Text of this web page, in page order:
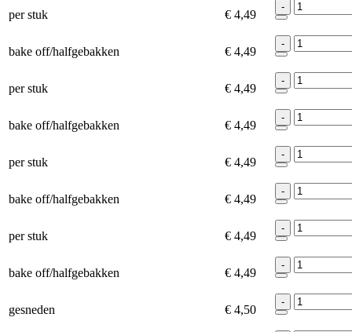
per stuk € 4,49
-
bake off/halfgebakken € 4,49
-
per stuk € 4,49
-
bake off/halfgebakken € 4,49
-
per stuk € 4,49
-
bake off/halfgebakken € 4,49
-
per stuk € 4,49
-
bake off/halfgebakken € 4,49
-
gesneden € 4,50
-